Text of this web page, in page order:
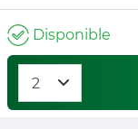
Disponible